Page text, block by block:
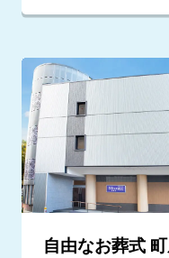
自由なお葬式